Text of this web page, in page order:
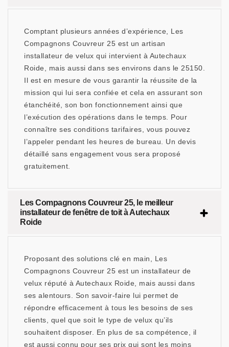
Comptant plusieurs années d’expérience, Les
Compagnons Couvreur 25 est un artisan
installateur de velux qui intervient à Autechaux
Roide, mais aussi dans ses environs dans le 25150.
Il est en mesure de vous garantir la réussite de la
mission qui lui sera confiée et cela en assurant son
étanchéité, son bon fonctionnement ainsi que
l’exécution des opérations dans le temps. Pour
connaître ses conditions tarifaires, vous pouvez
l’appeler pendant les heures de bureau. Un devis
détaillé sans engagement vous sera proposé
gratuitement.
Les Compagnons Couvreur 25, le meilleur
installateur de fenêtre de toit à Autechaux
Roide
Proposant des solutions clé en main, Les
Compagnons Couvreur 25 est un installateur de
velux réputé à Autechaux Roide, mais aussi dans
ses alentours. Son savoir-faire lui permet de
répondre efficacement à tous les besoins de ses
clients, quel que soit le type de velux qu’ils
souhaitent disposer. En plus de sa compétence, il
est aussi connu pour ses prix qui sont les moins